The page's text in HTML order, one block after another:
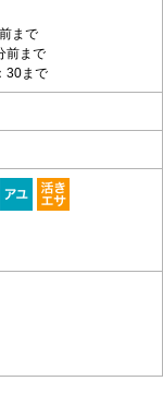
まで
前まで
30まで